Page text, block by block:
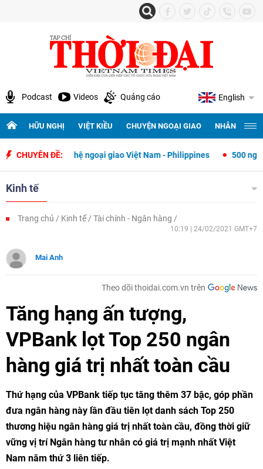
Podcast Videos Quảng cáo English
HỮU NGHỊ VIỆT KIỀU CHUYỆN NGOẠI GIAO NHÂN
CHUYÊN ĐỀ:
quan hệ ngoại giao Việt Nam - Philippines 500 ngày đêm
Kinh tế
Trang chủ Kinh tế Tài chính - Ngân hàng
10:19 | 24/02/2021 GMT+7
Mai Anh
Theo dõi thoidai.com.vn trên
Tăng hạng ấn tượng,
VPBank lọt Top 250 ngân
hàng giá trị nhất toàn cầu
Thứ hạng của VPBank tiếp tục tăng thêm 37 bậc, góp phần
đưa ngân hàng này lần đầu tiên lọt danh sách Top 250
thương hiệu ngân hàng giá trị nhất toàn cầu, đồng thời giữ
vững vị trí Ngân hàng tư nhân có giá trị mạnh nhất Việt
Nam năm thứ 3 liên tiếp.